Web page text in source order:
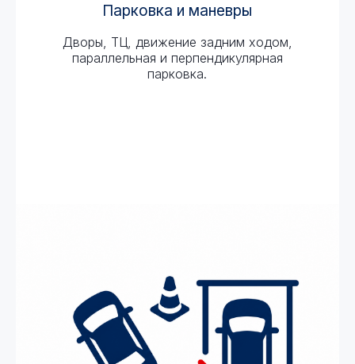
Парковка и маневры
Дворы, ТЦ, движение задним ходом,
параллельная и перпендикулярная
парковка.